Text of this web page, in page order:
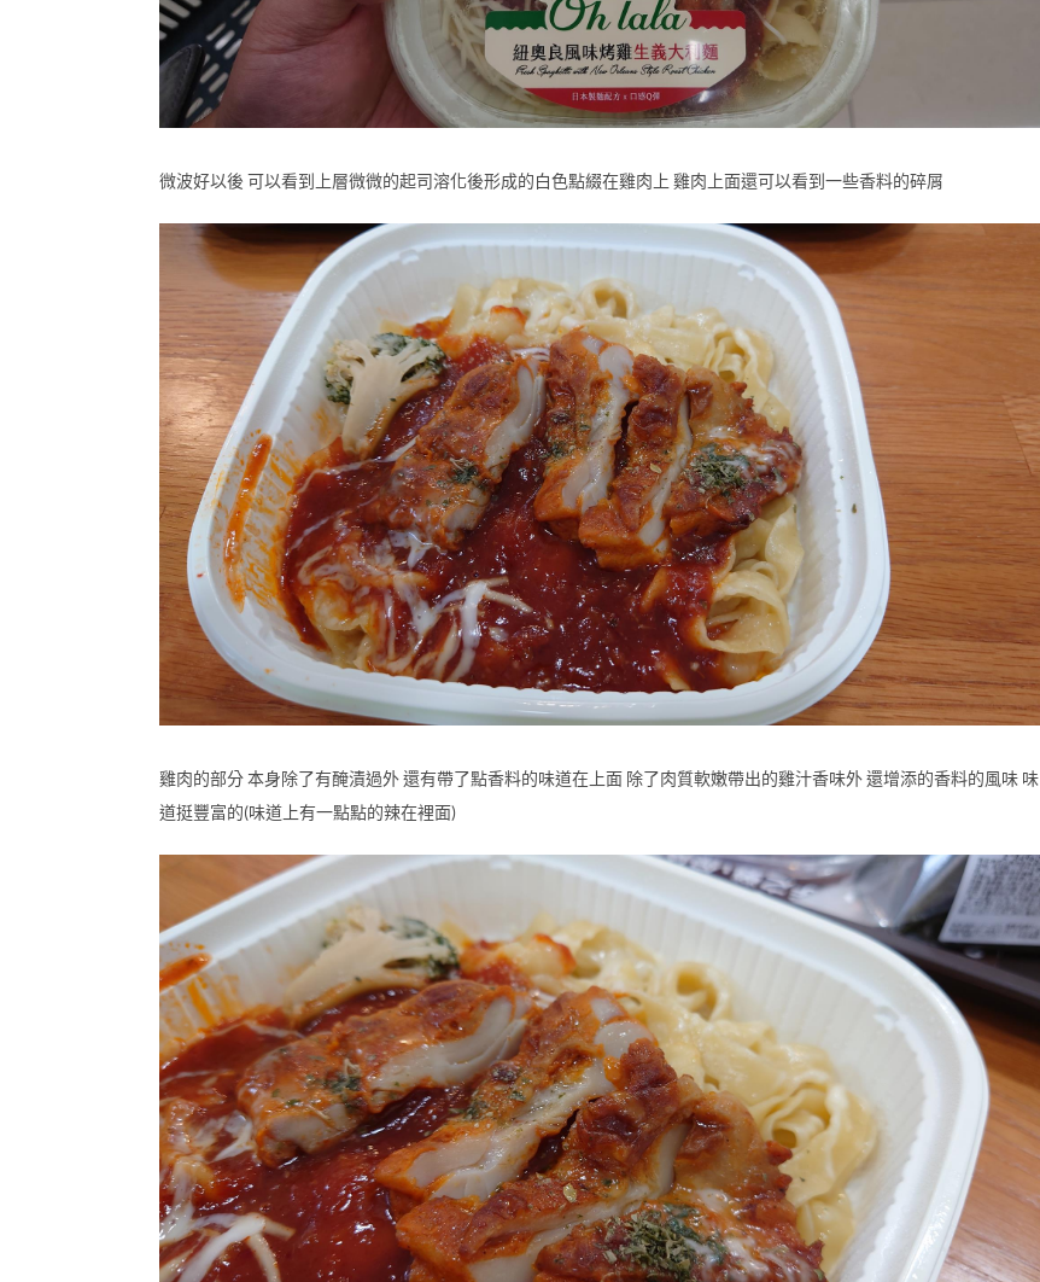
微波好以後 可以看到上層微微的起司溶化後形成的白色點綴在雞肉上 雞肉上面還可以看到一些香料的碎屑
雞肉的部分 本身除了有醃漬過外 還有帶了點香料的味道在上面 除了肉質軟嫩帶出的雞汁香味外 還增添的香料的風味 味
道挺豐富的(味道上有一點點的辣在裡面)